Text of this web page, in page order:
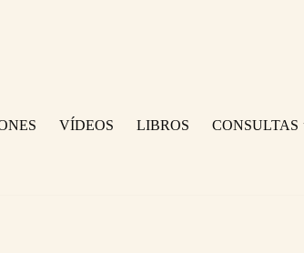
VÍDEOS LIBROS CONSULTAS